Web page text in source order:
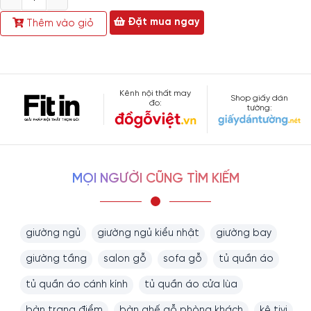
Thông tin sản phẩm:
Loại
lượng
Thêm vào giỏ
Đặt mua ngay
Kênh nội thất may
đo:
Shop giấy dán
tường:
MỌI NGƯỜI CŨNG TÌM KIẾM
giường ngủ giường ngủ kiểu nhật giường bay
giường tầng salon gỗ sofa gỗ tủ quần áo
tủ quần áo cánh kính tủ quần áo cửa lùa